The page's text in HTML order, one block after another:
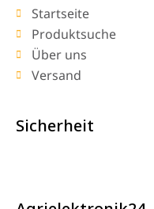
Startseite
Produktsuche
Über uns
Versand
Sicherheit